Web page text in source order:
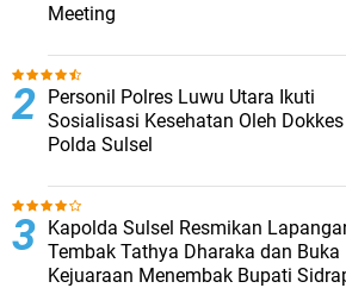
Meeting
Personil Polres Luwu Utara Ikuti
Sosialisasi Kesehatan Oleh Dokkes
Polda Sulsel
Kapolda Sulsel Resmikan
Tembak Tathya Dharaka dan Buka
Kejuaraan Menembak Bupati